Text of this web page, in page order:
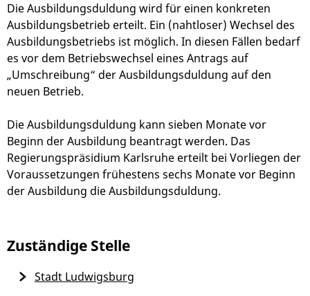
Die Ausbildungsduldung wird für einen konkreten
Ausbildungsbetrieb erteilt. Ein (nahtloser) Wechsel des
Ausbildungsbetriebs ist möglich. In diesen Fällen bedarf
es vor dem Betriebswechsel eines Antrags auf
„Umschreibung“ der Ausbildungsduldung auf den
neuen Betrieb.
Die Ausbildungsduldung kann sieben Monate vor
Beginn der Ausbildung beantragt werden. Das
Regierungspräsidium Karlsruhe erteilt bei Vorliegen der
Voraussetzungen frühestens sechs Monate vor Beginn
der Ausbildung die Ausbildungsduldung.
Zuständige Stelle
Stadt Ludwigsburg